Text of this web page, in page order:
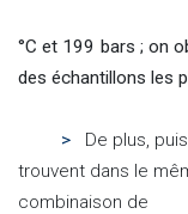
°C et 199 bars ; on
des échantillons les
> De plus,
trouvent dans le
combinaison de